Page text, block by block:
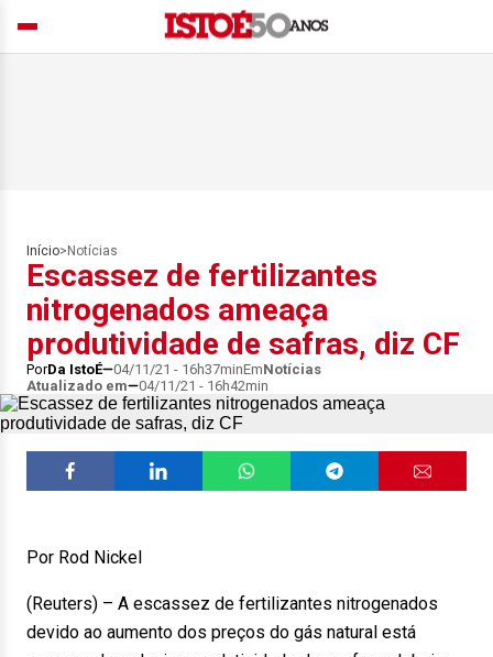
Início> Notícias
Escassez de fertilizantes
nitrogenados ameaça
produtividade de safras, diz CF
PorDa IstoÉ 04/11/21 - 16h37minEmNotícias
Atualizado em
04/11/21 - 16h42min
Por Rod Nickel
(Reuters) – A escassez de fertilizantes nitrogenados
devido ao aumento dos preços do gás natural está